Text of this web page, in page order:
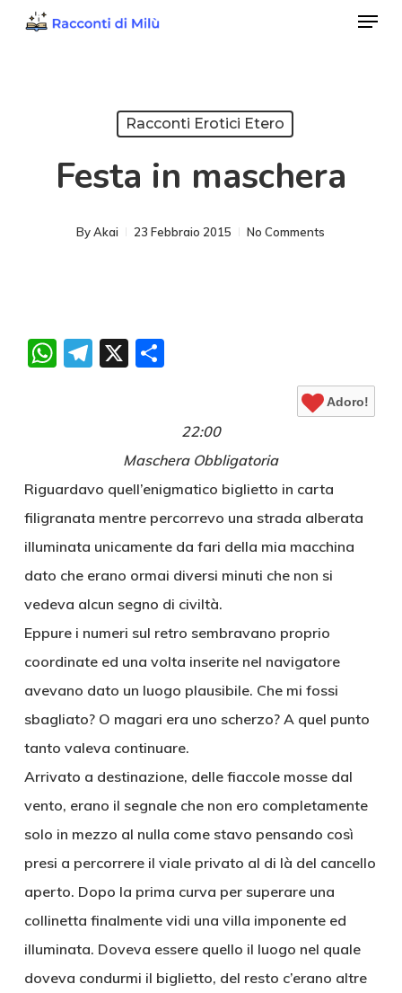
Menu
Racconti Erotici Etero
Festa in maschera
By Akai 23 Febbraio 2015 No Comments
WhatsApp
Telegram
X Condividi
Adoro!
22:00
Maschera Obbligatoria
Riguardavo quell’enigmatico biglietto in carta
filigranata mentre percorrevo una strada alberata
illuminata unicamente da fari della mia macchina
dato che erano ormai diversi minuti che non si
vedeva alcun segno di civiltà.
Eppure i numeri sul retro sembravano proprio
coordinate ed una volta inserite nel navigatore
avevano dato un luogo plausibile. Che mi fossi
sbagliato? O magari era uno scherzo? A quel punto
tanto valeva continuare.
Arrivato a destinazione, delle fiaccole mosse dal
vento, erano il segnale che non ero completamente
solo in mezzo al nulla come stavo pensando così
presi a percorrere il viale privato al di là del cancello
aperto. Dopo la prima curva per superare una
collinetta finalmente vidi una villa imponente ed
illuminata. Doveva essere quello il luogo nel quale
doveva condurmi il biglietto, del resto c’erano altre